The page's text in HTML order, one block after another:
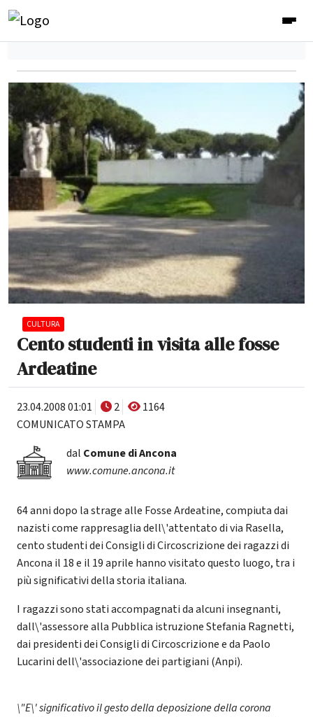
CULTURA
Cento studenti in visita alle fosse
Ardeatine
23.04.2008 01:01 2
1164
COMUNICATO STAMPA
dal Comune di Ancona
www.comune.ancona.it
64 anni dopo la strage alle Fosse Ardeatine, compiuta dai
nazisti come rappresaglia dell\'attentato di via Rasella,
cento studenti dei Consigli di Circoscrizione dei ragazzi di
Ancona il 18 e il 19 aprile hanno visitato questo luogo, tra i
più significativi della storia italiana.
I ragazzi sono stati accompagnati da alcuni insegnanti,
dall\'assessore alla Pubblica istruzione Stefania Ragnetti,
dai presidenti dei Consigli di Circoscrizione e da Paolo
Lucarini dell\'associazione dei partigiani (Anpi).
\"E\' significativo il gesto della deposizione della corona